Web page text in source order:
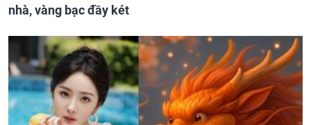
nhà, vàng bạc đầy két